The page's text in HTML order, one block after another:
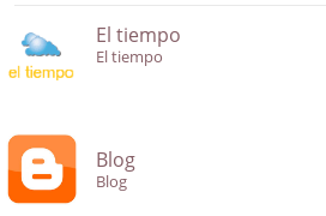
El tiempo
El tiempo
Blog
Blog